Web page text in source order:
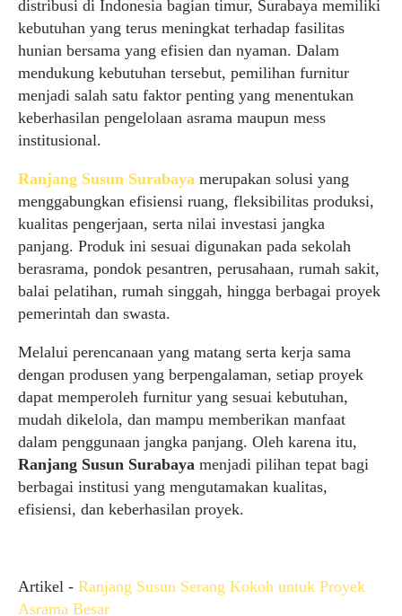
distribusi di Indonesia bagian timur, Surabaya memiliki
kebutuhan yang terus meningkat terhadap fasilitas
hunian bersama yang efisien dan nyaman. Dalam
mendukung kebutuhan tersebut, pemilihan furnitur
menjadi salah satu faktor penting yang menentukan
keberhasilan pengelolaan asrama maupun mess
institusional.
Ranjang Susun Surabaya merupakan solusi yang
menggabungkan efisiensi ruang, fleksibilitas produksi,
kualitas pengerjaan, serta nilai investasi jangka
panjang. Produk ini sesuai digunakan pada sekolah
berasrama, pondok pesantren, perusahaan, rumah sakit,
balai pelatihan, rumah singgah, hingga berbagai proyek
pemerintah dan swasta.
Melalui perencanaan yang matang serta kerja sama
dengan produsen yang berpengalaman, setiap proyek
dapat memperoleh furnitur yang sesuai kebutuhan,
mudah dikelola, dan mampu memberikan manfaat
dalam penggunaan jangka panjang. Oleh karena itu,
Ranjang Susun Surabaya menjadi pilihan tepat bagi
berbagai institusi yang mengutamakan kualitas,
efisiensi, dan keberhasilan proyek.
Artikel - Ranjang Susun Serang Kokoh untuk Proyek
Asrama Besar